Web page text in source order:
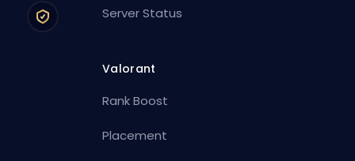
Server Status
Valorant
Rank Boost
Placement